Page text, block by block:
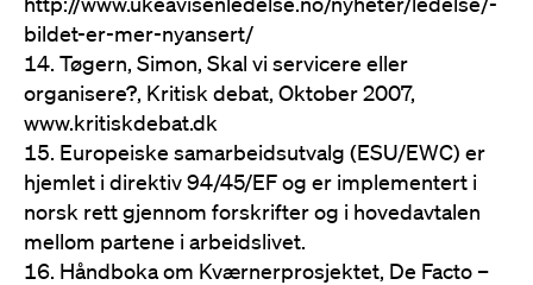
bildet-er-mer-nyansert/
Tøgern, Simon, Skal vi servicere eller
organisere?, Kritisk debat, Oktober 2007,
www.kritiskdebat.dk
Europeiske samarbeidsutvalg (ESU/EWC) er
hjemlet i direktiv 94/45/EF og er implementert i
norsk rett gjennom forskrifter og i hovedavtalen
mellom partene i arbeidslivet.
Håndboka om Kværnerprosjektet, De Facto –